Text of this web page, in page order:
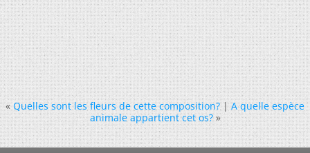
« Quelles sont les fleurs de cette composition?|A quelle espèce
animale appartient cet os? »